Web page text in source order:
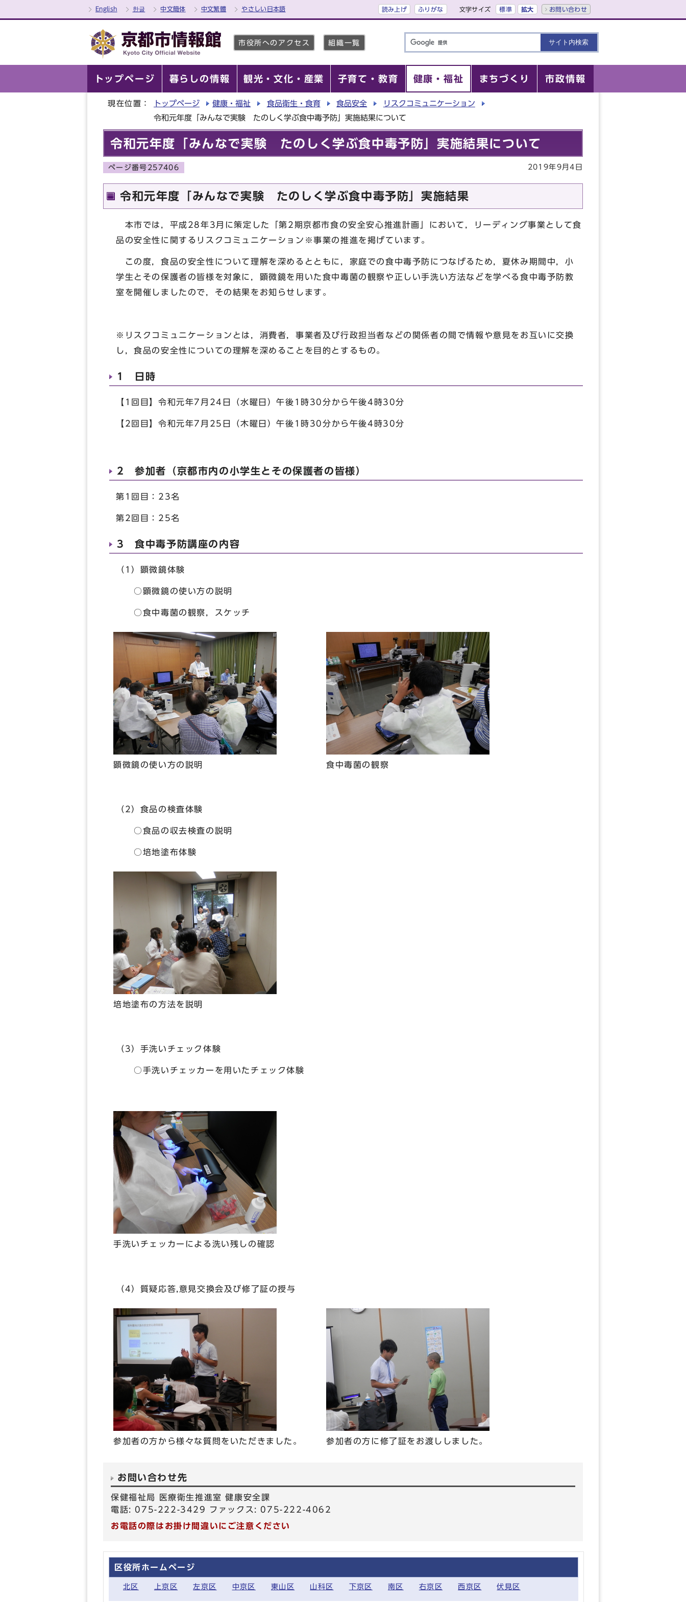
English 한글 中文簡体 中文繁體 やさしい日本語 読み上げ ふりがな 文字サイズ 標準 拡大 お問い合わせ
市役所へのアクセス 組織一覧
トップページ 暮らしの情報 観光・文化・産業 子育て・教育 健康・福祉 まちづくり 市政情報
現在位置： トップページ 健康・福祉 食品衛生・食育 食品安全
リスクコミュニケーション
令和元年度「みんなで実験 たのしく学ぶ食中毒予防」実施結果について
令和元年度「みんなで実験 たのしく学ぶ食中毒予防」実施結果について
ページ番号257406 2019年9月4日
令和元年度「みんなで実験 たのしく学ぶ食中毒予防」実施結果
本市では，平成28年3月に策定した「第2期京都市食の安全安心推進計画」において，リーディング事業として食
品の安全性に関するリスクコミュニケーション ※事業の推進を掲げています。
この度，食品の安全性について理解を深めるとともに，家庭での食中毒予防につなげるため，夏休み期間中，小
学生とその保護者の皆様を対象に，顕微鏡を用いた食中毒菌の観察や正しい手洗い方法などを学べる食中毒予防教
室を開催しましたので，その結果をお知らせします。
※リスクコミュニケーションとは，消費者，事業者及び行政担当者などの関係者の間で情報や意見をお互いに交換
し，食品の安全性についての理解を深めることを目的とするもの。
1 日時
【1回目】令和元年7月24日（水曜日）午後1時30分から午後4時30分
【2回目】令和元年7月25日（木曜日）午後1時30分から午後4時30分
2 参加者（京都市内の小学生とその保護者の皆様）
第1回目：23名
第2回目：25名
3 食中毒予防講座の内容
（1）顕微鏡体験
○顕微鏡の使い方の説明
○食中毒菌の観察，スケッチ
顕微鏡の使い方の説明 食中毒菌の観察
（2）食品の検査体験
○食品の収去検査の説明
○培地塗布体験
培地塗布の方法を説明
（3）手洗いチェック体験
○手洗いチェッカーを用いたチェック体験
手洗いチェッカーによる洗い残しの確認
（4）質疑応答,意見交換会及び修了証の授与
参加者の方から様々な質問をいただきました。 参加者の方に修了証をお渡ししました。
お問い合わせ先
保健福祉局 医療衛生推進室 健康安全課
電話: 075-222-3429 ファックス: 075-222-4062
お電話の際はお掛け間違いにご注意ください
区役所ホームページ
北区 上京区 左京区 中京区 東山区 山科区 下京区 南区 右京区 西京区 伏見区